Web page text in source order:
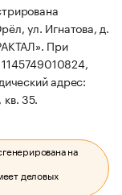
ул. Игнатова, д.
При
адрес:
35.
на
деловых